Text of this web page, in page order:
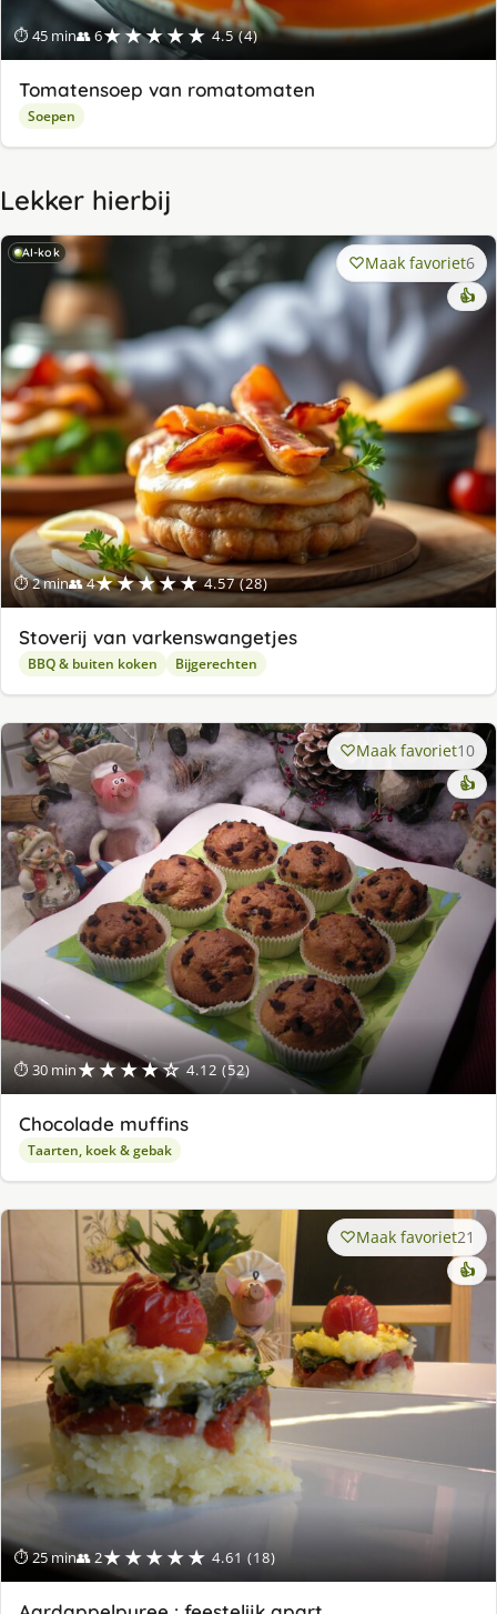
⏱ 45 min👥 6★★★★★ 4.5 (4)
Tomatensoep van romatomaten
Soepen
Lekker hierbij
AI-kok
⏱ 2 min👥 4★★★★★ 4.57 (28)
Maak favoriet6
👍
Stoverij van varkenswangetjes
BBQ & buiten koken Bijgerechten
⏱ 30 min★★★★☆ 4.12 (52)
Maak favoriet10
👍
Chocolade muffins
Taarten, koek & gebak
⏱ 25 min👥 2★★★★★ 4.61 (18)
Maak favoriet21
👍